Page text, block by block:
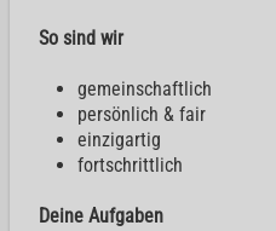
So sind wir
gemeinschaftlich
persönlich & fair
einzigartig
fortschrittlich
Deine Aufgaben